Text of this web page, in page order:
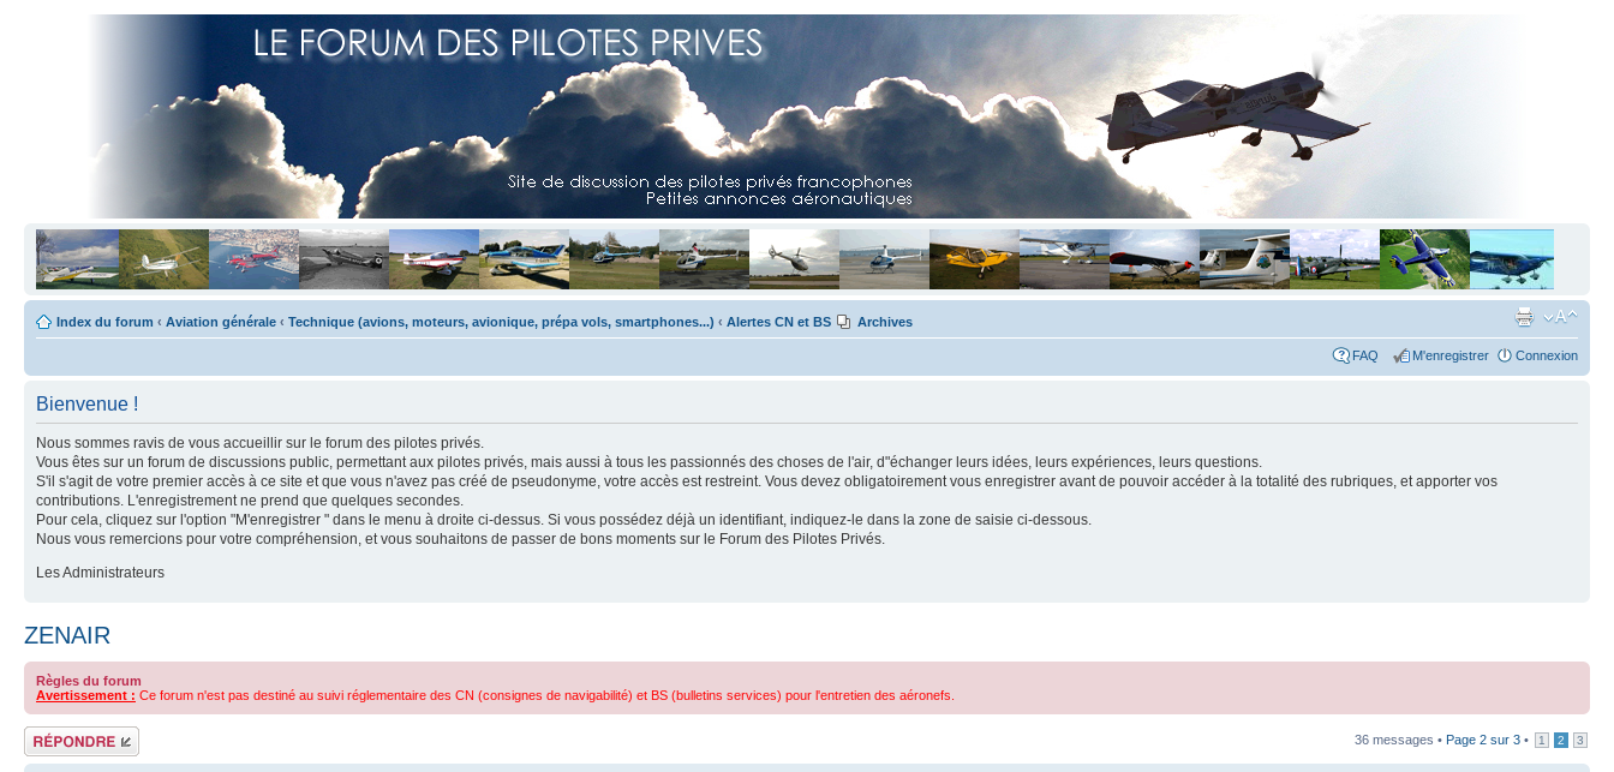
Index du forum ‹ Aviation générale ‹ Technique (avions, moteurs, avionique, prépa vols, smartphones...) ‹ Alertes CN et BS Archives
FAQ M'enregistrer Connexion
Bienvenue !
Nous sommes ravis de vous accueillir sur le forum des pilotes privés.
Vous êtes sur un forum de discussions public, permettant aux pilotes privés, mais aussi à tous les passionnés des choses de l'air, d"échanger leurs idées, leurs expériences, leurs questions.
S'il s'agit de votre premier accès à ce site et que vous n'avez pas créé de pseudonyme, votre accès est restreint. Vous devez obligatoirement vous enregistrer avant de pouvoir accéder à la totalité des rubriques, et apporter vos
contributions. L'enregistrement ne prend que quelques secondes.
Pour cela, cliquez sur l'option "M'enregistrer " dans le menu à droite ci-dessus. Si vous possédez déjà un identifiant, indiquez-le dans la zone de saisie ci-dessous.
Nous vous remercions pour votre compréhension, et vous souhaitons de passer de bons moments sur le Forum des Pilotes Privés.
Les Administrateurs
ZENAIR
Règles du forum
Avertissement : Ce forum n'est pas destiné au suivi réglementaire des CN (consignes de navigabilité) et BS (bulletins services) pour l'entretien des aéronefs.
Répondre 36 messages • Page 2 sur 3 • 1 2 3